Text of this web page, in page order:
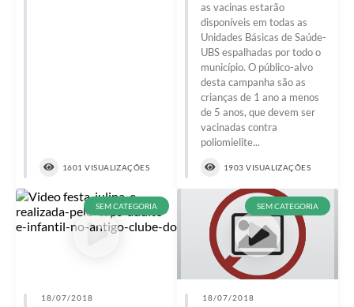
1601 VISUALIZAÇÕES
as vacinas estarão
disponíveis em todas as
Unidades Básicas de Saúde-
UBS espalhadas por todo o
município. O público-alvo
desta campanha são as
crianças de 1 ano a menos
de 5 anos, que devem ser
vacinadas contra
poliomielite...
1903 VISUALIZAÇÕES
SEM CATEGORIA
18/07/2018
SEM CATEGORIA
18/07/2018